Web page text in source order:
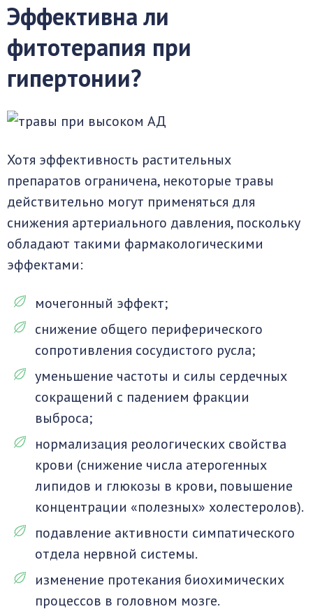
Эффективна ли
фитотерапия при
гипертонии?
Хотя эффективность растительных
препаратов ограничена, некоторые травы
действительно могут применяться для
снижения артериального давления, поскольку
обладают такими фармакологическими
эффектами:
мочегонный эффект;
снижение общего периферического
сопротивления сосудистого русла;
уменьшение частоты и силы сердечных
сокращений с падением фракции
выброса;
нормализация реологических свойства
крови (снижение числа атерогенных
липидов и глюкозы в крови, повышение
концентрации «полезных» холестеролов).
подавление активности симпатического
отдела нервной системы.
изменение протекания биохимических
процессов в головном мозге.